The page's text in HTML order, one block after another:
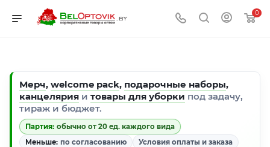
0
Мерч, welcome pack, подарочные наборы,
канцелярия и товары для уборки под задачу,
тираж и бюджет.
Партия: обычно от 20 ед. каждого вида
Меньше: по согласованию Условия оплаты и заказа